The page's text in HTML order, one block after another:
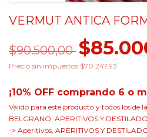
VERMUT ANTICA
$90.500,00
Precio sin impuestos $70.247,93
¡10% OFF comprando 6 o
Válido para este producto y todos los de
BELGRANO, APERITIVOS Y
-> Aperitivos, APERITIVOS Y